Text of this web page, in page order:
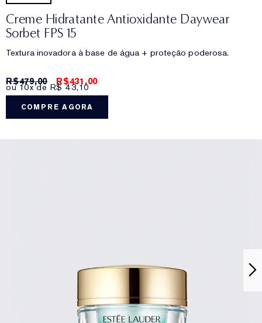
Creme Hidratante Antioxidante Daywear
Sorbet FPS 15
Textura inovadora à base de água + proteção poderosa.
R$479,00 R$431,00
ou 10x de R$ 43,10
COMPRE AGORA